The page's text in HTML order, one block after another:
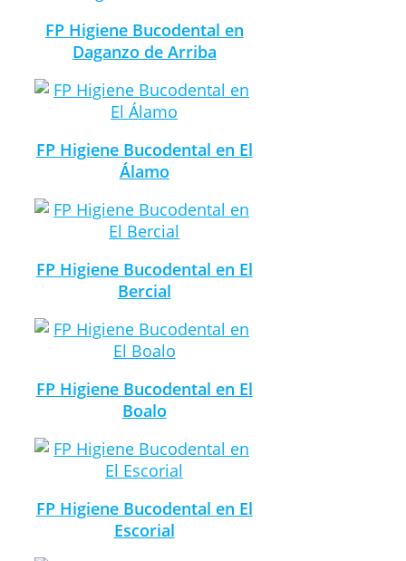
FP Higiene Bucodental en
Daganzo de Arriba
FP Higiene Bucodental en El
Álamo
FP Higiene Bucodental en El
Bercial
FP Higiene Bucodental en El
Boalo
FP Higiene Bucodental en El
Escorial